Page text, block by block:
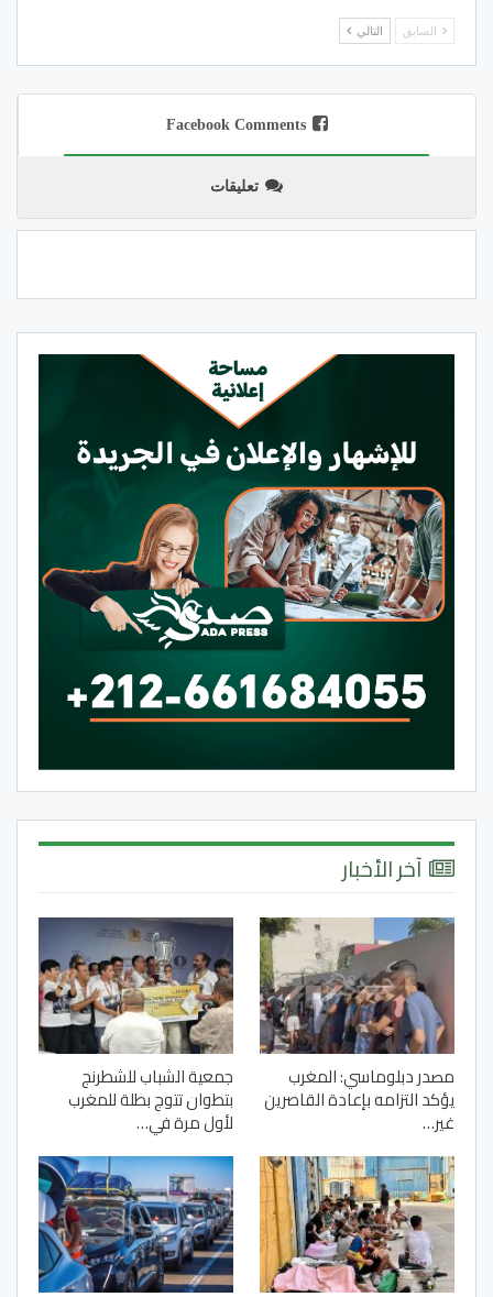
السابق التالي
Facebook Comments
تعليقات
آخر الأخبار
مصدر دبلوماسي: المغرب
يؤكد التزامه بإعادة القاصرين
غير…
جمعية الشباب للشطرنج
بتطوان تتوج بطلة للمغرب
لأول مرة في…